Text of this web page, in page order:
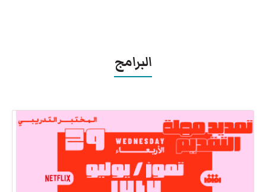
البرامج